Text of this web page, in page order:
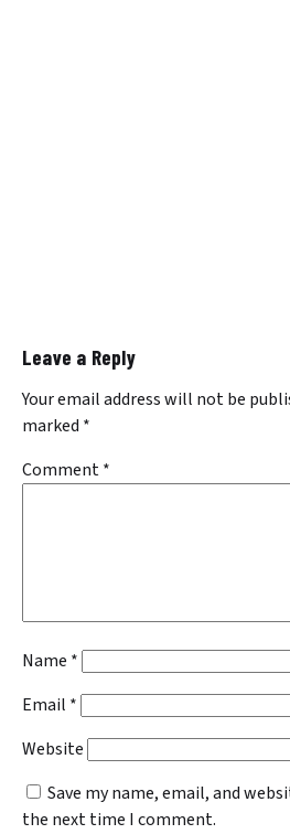
Leave a Reply
Your email address will not be
marked *
Comment*
Name *
Email *
Website
Save my name, email, and
the next time I comment.